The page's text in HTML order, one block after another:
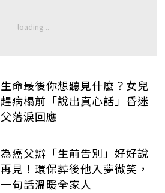
生命最後你想聽見什麼？女兒
趕病榻前「說出真心話」昏迷
父落淚回應
為癌父辦「生前告別」好好說
再見！環保葬後他入夢微笑，
一句話溫暖全家人